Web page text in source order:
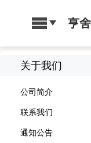
亨
关于我们
公司简介
联系我们
通知公告